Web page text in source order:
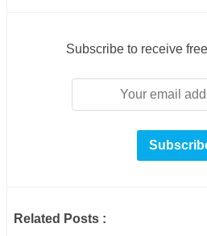
Subscribe to receive
Related Posts :